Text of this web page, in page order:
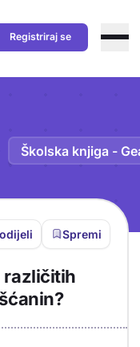
Registriraj se
Školska knjiga -
Spremi
različitih